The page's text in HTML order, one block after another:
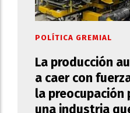
La producción
a caer con
la preocupación
una industria
POLÍTICA GREMIAL